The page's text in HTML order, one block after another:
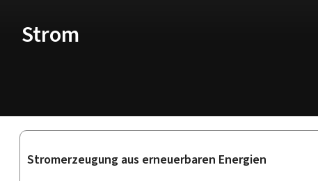
Strom
Unterrubriken
Stromerzeugung aus erneuerbaren Energien